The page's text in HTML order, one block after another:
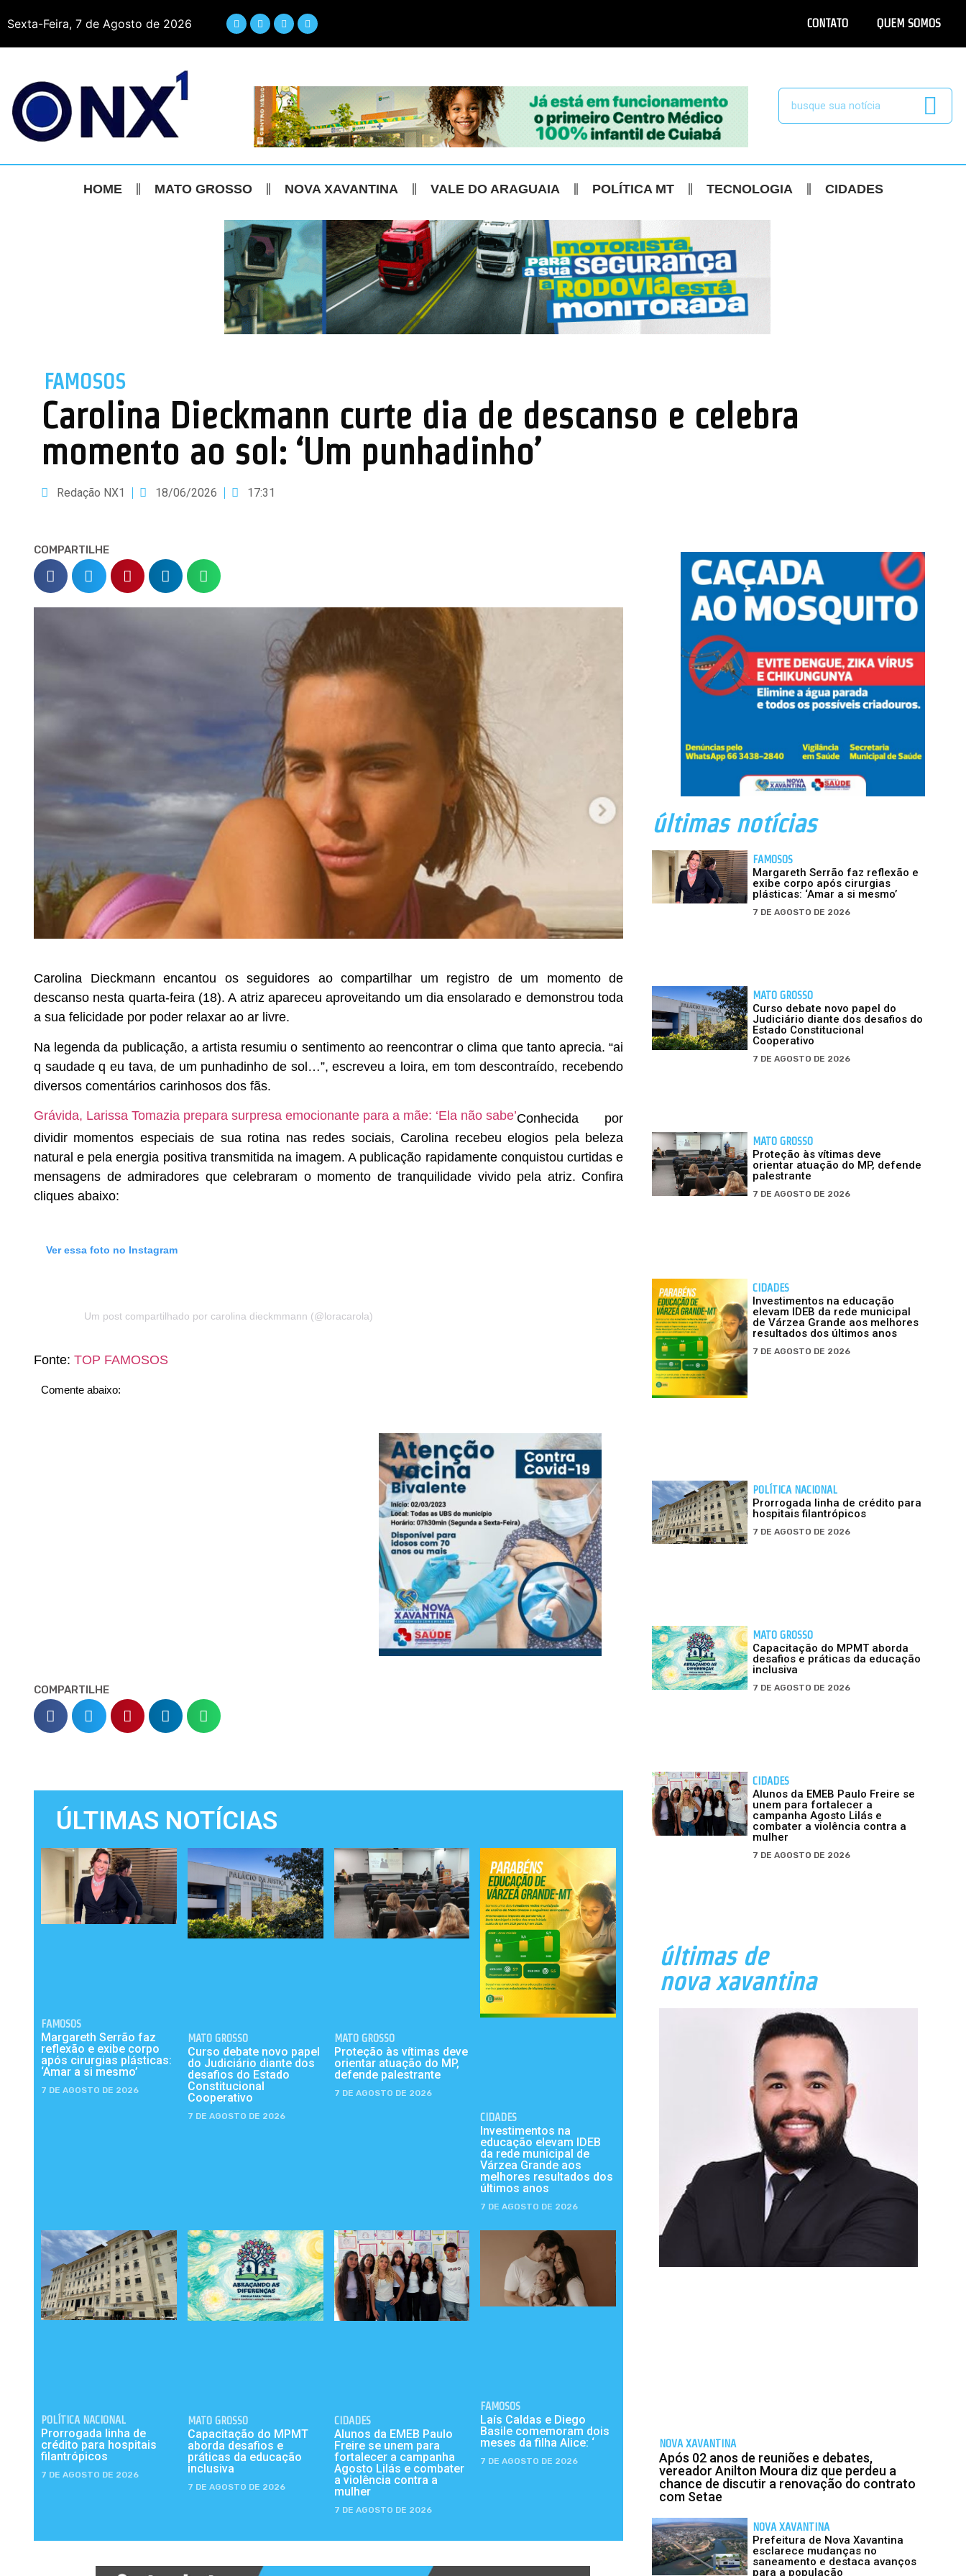
Sexta-Feira, 7 de Agosto de 2026 CONTATO QUEM SOMOS
HOME MATO GROSSO NOVA XAVANTINA VALE DO ARAGUAIA POLÍTICA MT TECNOLOGIA CIDADES
FAMOSOS
Carolina Dieckmann curte dia de descanso e celebra
momento ao sol: ‘Um punhadinho’
Redação NX1 18/06/2026 17:31
COMPARTILHE
Carolina Dieckmann encantou os seguidores ao compartilhar um registro de um momento de
descanso nesta quarta-feira (18). A atriz apareceu aproveitando um dia ensolarado e demonstrou toda
a sua felicidade por poder relaxar ao ar livre.
Na legenda da publicação, a artista resumiu o sentimento ao reencontrar o clima que tanto aprecia. “ai
q saudade q eu tava, de um punhadinho de sol…”, escreveu a loira, em tom descontraído, recebendo
diversos comentários carinhosos dos fãs.
Grávida, Larissa Tomazia prepara surpresa emocionante para a mãe: ‘Ela não sabe’Conhecida por
dividir momentos especiais de sua rotina nas redes sociais, Carolina recebeu elogios pela beleza
natural e pela energia positiva transmitida na imagem. A publicação rapidamente conquistou curtidas e
mensagens de admiradores que celebraram o momento de tranquilidade vivido pela atriz. Confira
cliques abaixo:
Ver essa foto no Instagram
Um post compartilhado por carolina dieckmmann (@loracarola)
Fonte: TOP FAMOSOS
Comente abaixo:
COMPARTILHE
ÚLTIMAS NOTÍCIAS
FAMOSOS
Margareth Serrão faz
reflexão e exibe corpo
após cirurgias plásticas:
‘Amar a si mesmo’
7 DE AGOSTO DE 2026
MATO GROSSO
Curso debate novo papel
do Judiciário diante dos
desafios do Estado
Constitucional
Cooperativo
7 DE AGOSTO DE 2026
MATO GROSSO
Proteção às vítimas deve
orientar atuação do MP,
defende palestrante
7 DE AGOSTO DE 2026
CIDADES
Investimentos na
educação elevam IDEB
da rede municipal de
Várzea Grande aos
melhores resultados dos
últimos anos
7 DE AGOSTO DE 2026
POLÍTICA NACIONAL
Prorrogada linha de
crédito para hospitais
filantrópicos
7 DE AGOSTO DE 2026
MATO GROSSO
Capacitação do MPMT
aborda desafios e
práticas da educação
inclusiva
7 DE AGOSTO DE 2026
CIDADES
Alunos da EMEB Paulo
Freire se unem para
fortalecer a campanha
Agosto Lilás e combater
a violência contra a
mulher
7 DE AGOSTO DE 2026
FAMOSOS
Laís Caldas e Diego
Basile comemoram dois
meses da filha Alice: ‘
7 DE AGOSTO DE 2026
últimas notícias
FAMOSOS
Margareth Serrão faz reflexão e
exibe corpo após cirurgias
plásticas: ‘Amar a si mesmo’
7 DE AGOSTO DE 2026
MATO GROSSO
Curso debate novo papel do
Judiciário diante dos desafios do
Estado Constitucional
Cooperativo
7 DE AGOSTO DE 2026
MATO GROSSO
Proteção às vítimas deve
orientar atuação do MP, defende
palestrante
7 DE AGOSTO DE 2026
CIDADES
Investimentos na educação
elevam IDEB da rede municipal
de Várzea Grande aos melhores
resultados dos últimos anos
7 DE AGOSTO DE 2026
POLÍTICA NACIONAL
Prorrogada linha de crédito para
hospitais filantrópicos
7 DE AGOSTO DE 2026
MATO GROSSO
Capacitação do MPMT aborda
desafios e práticas da educação
inclusiva
7 DE AGOSTO DE 2026
CIDADES
Alunos da EMEB Paulo Freire se
unem para fortalecer a
campanha Agosto Lilás e
combater a violência contra a
mulher
7 DE AGOSTO DE 2026
últimas de
nova xavantina
NOVA XAVANTINA
Após 02 anos de reuniões e debates,
vereador Anilton Moura diz que perdeu a
chance de discutir a renovação do contrato
com Setae
NOVA XAVANTINA
Prefeitura de Nova Xavantina
esclarece mudanças no
saneamento e destaca avanços
para a população